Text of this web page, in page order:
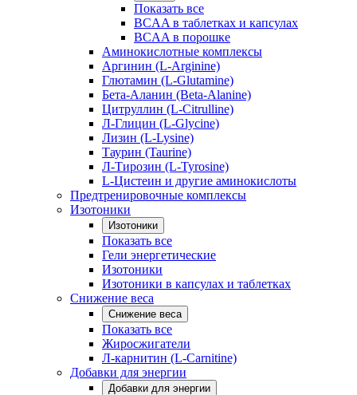
Показать все
BCAA в таблетках и капсулах
BCAA в порошке
Аминокислотные комплексы
Аргинин (L-Arginine)
Глютамин (L-Glutamine)
Бета-Аланин (Beta-Alanine)
Цитруллин (L-Citrulline)
Л-Глицин (L-Glycine)
Лизин (L-Lysine)
Таурин (Taurine)
Л-Тирозин (L-Tyrosine)
L-Цистеин и другие аминокислоты
Предтренировочные комплексы
Изотоники
Изотоники
Показать все
Гели энергетические
Изотоники
Изотоники в капсулах и таблетках
Снижение веса
Снижение веса
Показать все
Жиросжигатели
Л-карнитин (L-Carnitine)
Добавки для энергии
Добавки для энергии